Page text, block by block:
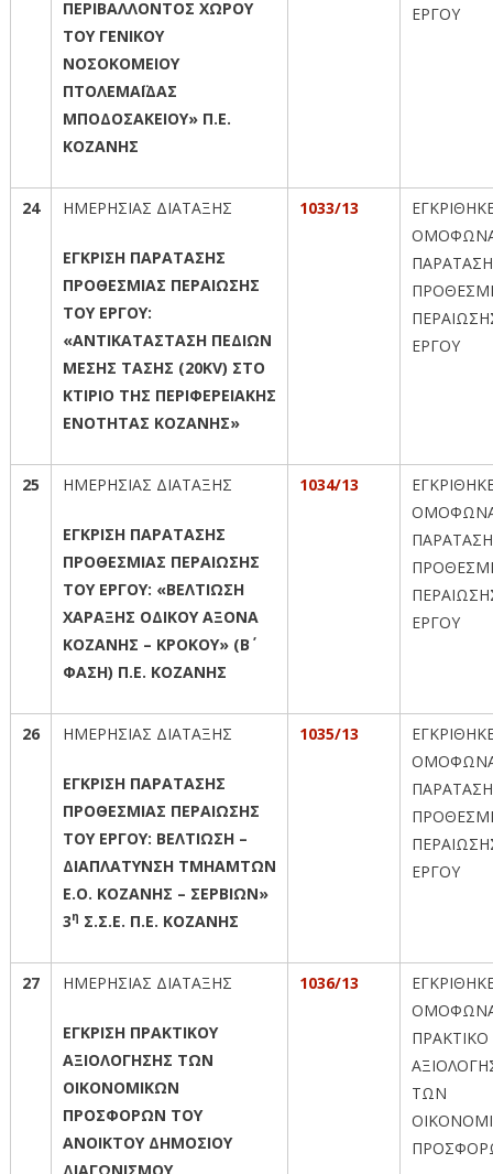
ΠΕΡΙΒΑΛΛΟΝΤΟΣ ΧΩΡΟΥ
ΤΟΥ ΓΕΝΙΚΟΥ
ΝΟΣΟΚΟΜΕΙΟΥ
ΠΤΟΛΕΜΑΪΔΑΣ
ΜΠΟΔΟΣΑΚΕΙΟΥ» Π.Ε.
ΚΟΖΑΝΗΣ
ΕΡΓΟΥ
24 ΗΜΕΡΗΣΙΑΣ ΔΙΑΤΑΞΗΣ
ΕΓΚΡΙΣΗ ΠΑΡΑΤΑΣΗΣ
ΠΡΟΘΕΣΜΙΑΣ ΠΕΡΑΙΩΣΗΣ
ΤΟΥ ΕΡΓΟΥ:
«ΑΝΤΙΚΑΤΑΣΤΑΣΗ ΠΕΔΙΩΝ
ΜΕΣΗΣ ΤΑΣΗΣ (20KV) ΣΤΟ
ΚΤΙΡΙΟ ΤΗΣ ΠΕΡΙΦΕΡΕΙΑΚΗΣ
ΕΝΟΤΗΤΑΣ ΚΟΖΑΝΗΣ»
1033/13
ΠΑΡΑΤΑΣΗ
ΕΡΓΟΥ
25 ΗΜΕΡΗΣΙΑΣ ΔΙΑΤΑΞΗΣ
ΕΓΚΡΙΣΗ ΠΑΡΑΤΑΣΗΣ
ΠΡΟΘΕΣΜΙΑΣ ΠΕΡΑΙΩΣΗΣ
ΤΟΥ ΕΡΓΟΥ: «ΒΕΛΤΙΩΣΗ
ΧΑΡΑΞΗΣ ΟΔΙΚΟΥ ΑΞΟΝΑ
ΚΟΖΑΝΗΣ – ΚΡΟΚΟΥ» (Β΄
ΦΑΣΗ) Π.Ε. ΚΟΖΑΝΗΣ
1034/13
ΠΑΡΑΤΑΣΗ
ΕΡΓΟΥ
26 ΗΜΕΡΗΣΙΑΣ ΔΙΑΤΑΞΗΣ
ΕΓΚΡΙΣΗ ΠΑΡΑΤΑΣΗΣ
ΠΡΟΘΕΣΜΙΑΣ ΠΕΡΑΙΩΣΗΣ
ΤΟΥ ΕΡΓΟΥ: ΒΕΛΤΙΩΣΗ –
ΔΙΑΠΛΑΤΥΝΣΗ ΤΜΗΑΜΤΩΝ
Ε.Ο. ΚΟΖΑΝΗΣ – ΣΕΡΒΙΩΝ»
3η Σ.Σ.Ε. Π.Ε. ΚΟΖΑΝΗΣ
1035/13
ΠΑΡΑΤΑΣΗ
ΕΡΓΟΥ
27 ΗΜΕΡΗΣΙΑΣ ΔΙΑΤΑΞΗΣ
ΕΓΚΡΙΣΗ ΠΡΑΚΤΙΚΟΥ
ΑΞΙΟΛΟΓΗΣΗΣ ΤΩΝ
ΟΙΚΟΝΟΜΙΚΩΝ
ΠΡΟΣΦΟΡΩΝ ΤΟΥ
ΑΝΟΙΚΤΟΥ ΔΗΜΟΣΙΟΥ
1036/13
ΤΩΝ